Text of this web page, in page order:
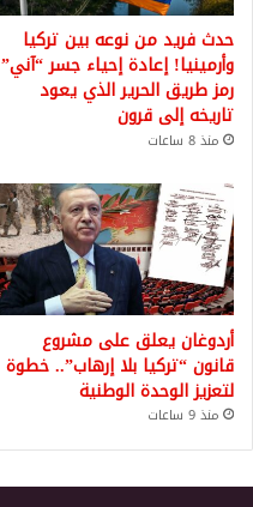
حدث فريد من نوعه بين تركيا
وأرمينيا! إعادة إحياء جسر “آني”
رمز طريق الحرير الذي يعود
تاريخه إلى قرون
منذ 8 ساعات
أردوغان يعلق على مشروع
قانون “تركيا بلا إرهاب”.. خطوة
لتعزيز الوحدة الوطنية
منذ 9 ساعات